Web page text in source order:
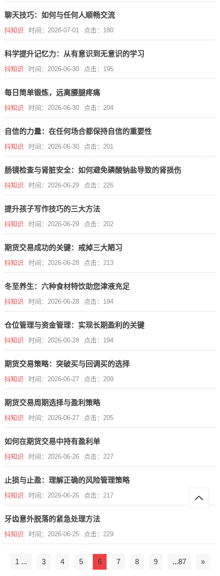
聊天技巧：如何与任何人顺畅交流
抖知识 时间：2026-07-01 点击：180
科学提升记忆力：从有意识到无意识的学习
抖知识 时间：2026-06-30 点击：195
每日简单锻炼，远离腰腿疼痛
抖知识 时间：2026-06-30 点击：204
自信的力量：在任何场合都保持自信的重要性
抖知识 时间：2026-06-30 点击：201
肠镜检查与肾脏安全：如何避免磷酸钠盐导致的肾损伤
抖知识 时间：2026-06-29 点击：226
提升孩子写作技巧的三大方法
抖知识 时间：2026-06-29 点击：202
期货交易成功的关键：戒掉三大陋习
抖知识 时间：2026-06-28 点击：213
冬至养生：六种食材特饮助您津液充足
抖知识 时间：2026-06-28 点击：194
仓位管理与资金管理：实现长期盈利的关键
抖知识 时间：2026-06-28 点击：194
期货交易策略：突破买与回调买的选择
抖知识 时间：2026-06-27 点击：209
期货交易周期选择与盈利策略
抖知识 时间：2026-06-27 点击：205
如何在期货交易中持有盈利单
抖知识 时间：2026-06-26 点击：227
止损与止盈：理解正确的风险管理策略
抖知识 时间：2026-06-26 点击：217
牙齿意外脱落的紧急处理方法
抖知识 时间：2026-06-25 点击：229
1 ... 3 4 5 6 7 8 9 ...87 »